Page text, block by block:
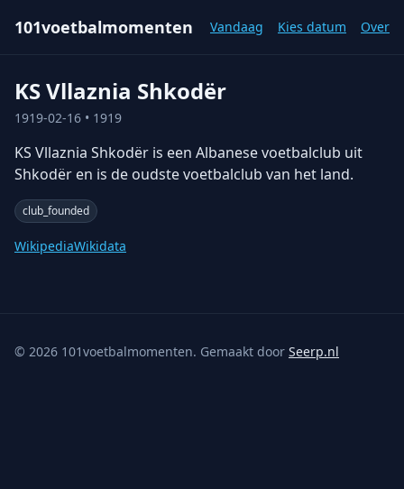
101voetbalmomenten Vandaag Kies datum Over
KS Vllaznia Shkodër
1919-02-16 • 1919
KS Vllaznia Shkodër is een Albanese voetbalclub uit
Shkodër en is de oudste voetbalclub van het land.
club_founded
WikipediaWikidata
© 2026 101voetbalmomenten. Gemaakt door Seerp.nl